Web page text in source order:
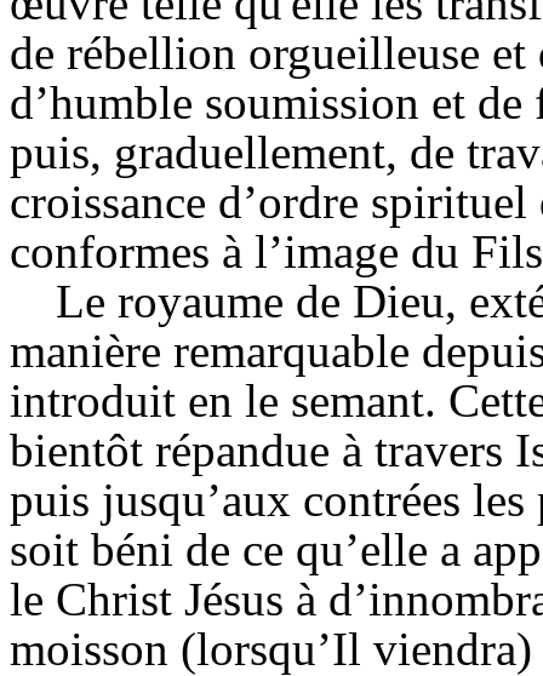
de rébellion orgueilleuse
d’humble soumission et
puis, graduellement, de
croissance d’ordre
conformes à l’image du
Le royaume de Dieu,
manière remarquable
introduit en le semant.
bientôt répandue à travers
puis jusqu’aux contrées
soit béni de ce qu’elle a
le Christ Jésus à
moisson (lorsqu’Il viendra)